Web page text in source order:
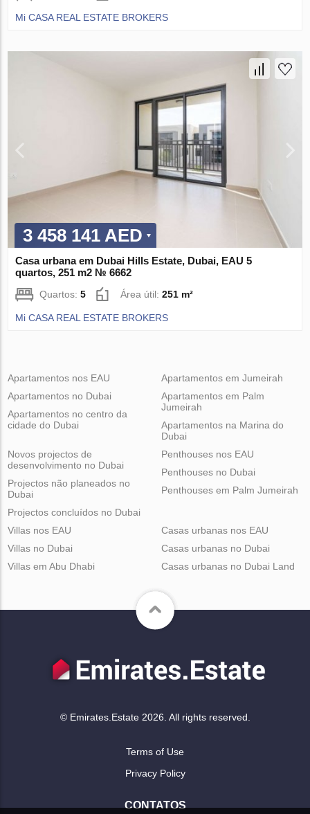
Mi CASA REAL ESTATE BROKERS
3 458 141 AED
Casa urbana em Dubai Hills Estate, Dubai, EAU 5
quartos, 251 m2 № 6662
Quartos:5 Área útil:251 m²
Mi CASA REAL ESTATE BROKERS
Apartamentos nos EAU
Apartamentos no Dubai
Apartamentos no centro da
cidade do Dubai
Apartamentos em Jumeirah
Apartamentos em Palm
Jumeirah
Apartamentos na Marina do
Dubai
Novos projectos de
desenvolvimento no Dubai
Projectos não planeados no
Dubai
Projectos concluídos no Dubai
Penthouses nos EAU
Penthouses no Dubai
Penthouses em Palm Jumeirah
Villas nos EAU
Villas no Dubai
Villas em Abu Dhabi
Casas urbanas nos EAU
Casas urbanas no Dubai
Casas urbanas no Dubai Land
© Emirates.Estate 2026. All rights reserved.
Terms of Use
Privacy Policy
CONTATOS